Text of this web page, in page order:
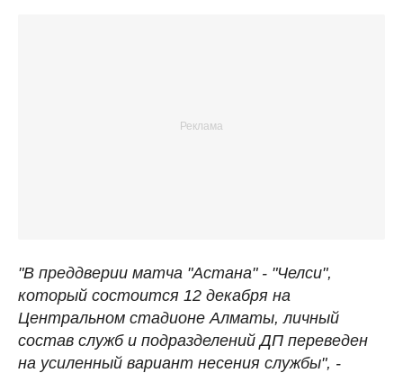
"В преддверии матча "Астана" - "Челси",
который состоится 12 декабря на
Центральном стадионе Алматы, личный
состав служб и подразделений ДП переведен
на усиленный вариант несения службы", -